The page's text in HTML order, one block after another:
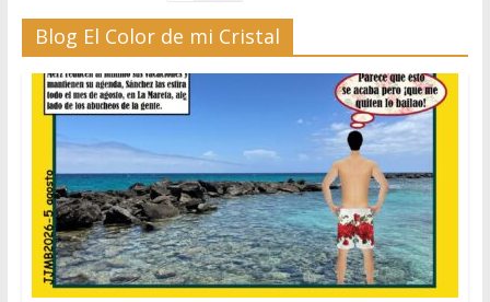
Blog El Color de mi Cristal